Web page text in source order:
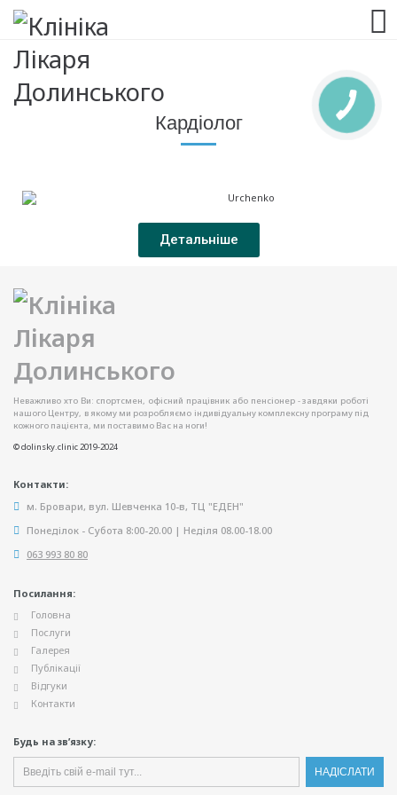
Кардіолог
Детальніше
Неважливо хто Ви: спортсмен, офісний працівник або пенсіонер - завдяки роботі
нашого Центру, в якому ми розробляємо індивідуальну комплексну програму під
кожного пацієнта, ми поставимо Вас на ноги!
© dolinsky.clinic 2019-2024
Контакти:
м. Бровари, вул. Шевченка 10-в, ТЦ "ЕДЕН"
Понеділок - Субота 8:00-20.00 | Неділя 08.00-18.00
063 993 80 80
Посилання:
Головна
Послуги
Галерея
Публікації
Відгуки
Контакти
Будь на зв’язку: